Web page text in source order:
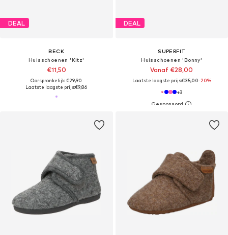
DEAL
BECK
Huisschoenen 'Kitz'
€11,50
Oorspronkelijk: €29,90
Laatste laagste prijs:€9,86
DEAL
SUPERFIT
Huisschoenen 'Bonny'
Vanaf €28,00
Laatste laagste prijs:€35,00-20%
+3